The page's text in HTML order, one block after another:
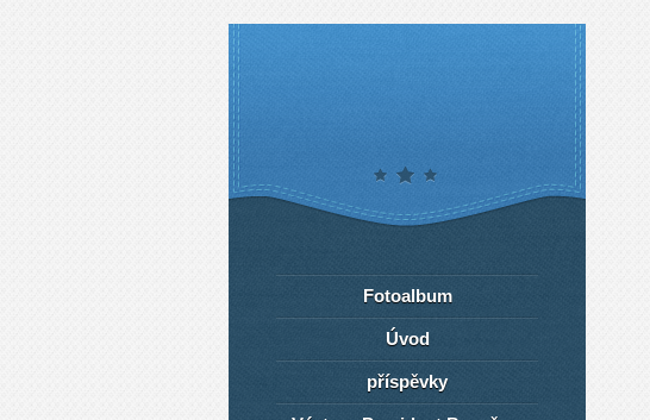
Fotoalbum
Úvod
příspěvky